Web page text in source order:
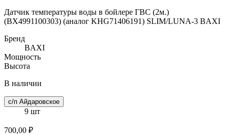
Датчик температуры воды в бойлере ГВС (2м.)
(BX4991100303) (аналог KHG71406191) SLIM/LUNA-3 BAXI
Бренд
BAXI
Мощность
Высота
В наличии
с/п Айдаровское
9 шт
700,00 ₽